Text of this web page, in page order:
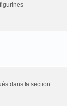
dans la section...